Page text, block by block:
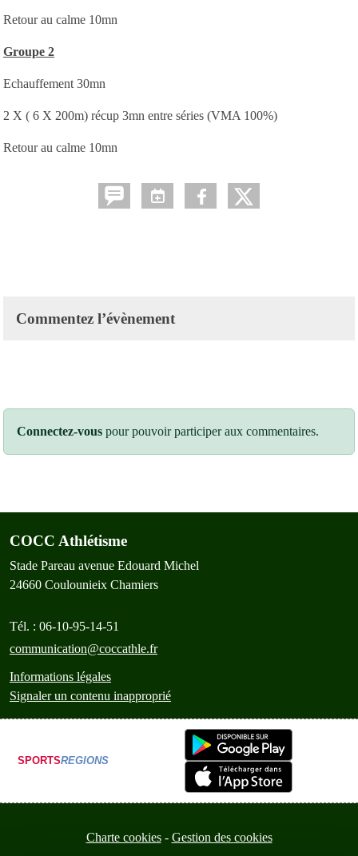
Retour au calme 10mn
Groupe 2
Echauffement 30mn
2 X ( 6 X 200m) récup 3mn entre séries (VMA 100%)
Retour au calme 10mn
Commentez l’évènement
Connectez-vous pour pouvoir participer aux commentaires.
COCC Athlétisme
Stade Pareau avenue Edouard Michel
24660 Coulounieix Chamiers
Tél. : 06-10-95-14-51
communication@coccathle.fr
Informations légales
Signaler un contenu inapproprié
SPORTSREGIONS
Charte cookies Gestion des cookies